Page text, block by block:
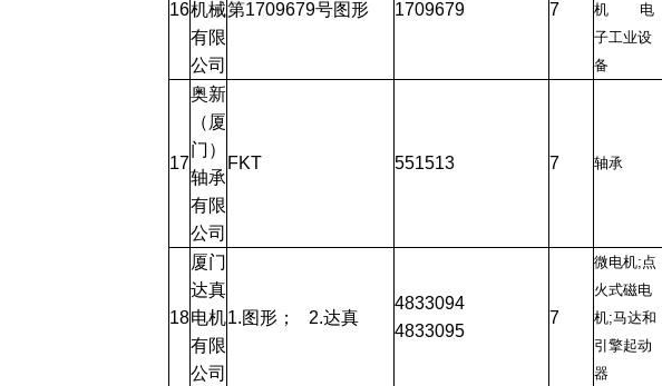
16机械
有限
公司
第1709679号图形 1709679 7
机 电
子工业设
备
17
奥新
（厦
门）
轴承
有限
公司
FKT 551513 7 轴承
18
厦门
达真
电机
有限
公司
1.图形； 2.达真
4833094
4833095
7
微电机;点
火式磁电
机;马达和
引擎起动
器